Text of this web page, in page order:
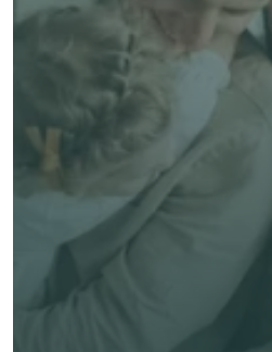
了解 Alea
免費獲得個人化專屬報價
專業客觀建議，全程貼心跟進
節省時間與保費成本，享無憂
立即獲取獨立